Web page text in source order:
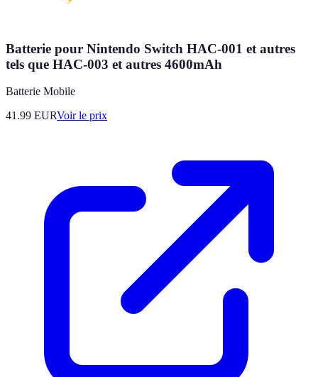
Batterie pour Nintendo Switch HAC-001 et autres
tels que HAC-003 et autres 4600mAh
Batterie Mobile
41.99 EURVoir le prix